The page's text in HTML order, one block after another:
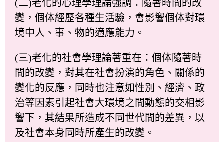
(二)老化的心理學理論強調：隨著時間的改
變，個体經歷各種生活驗，會影響個体對環
境中人、事、物的適應能力。
(三)老化的社會學理論著重在：個体隨著時
間的改變，對其在社會扮演的角色、關係的
變化的反應，同時也注意如性別、經濟、政
治等因素引起社會大環境之間動態的交相影
響下，其結果所造成不同世代間的差異，以
及社會本身同時所產生的改變。